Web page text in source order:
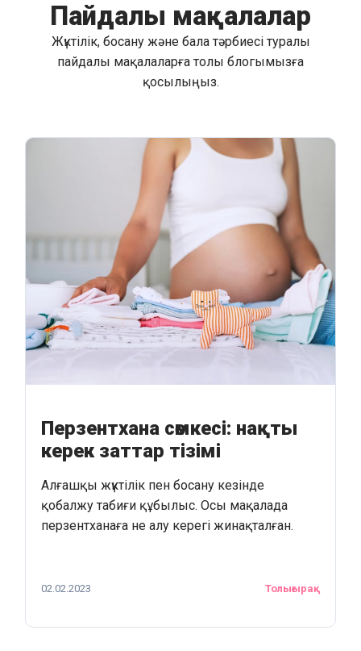
Пайдалы мақалалар
Жүктілік, босану және бала тәрбиесі туралы
пайдалы мақалаларға толы блогымызға
қосылыңыз.
Перзентхана сөмкесі: нақты
керек заттар тізімі
Алғашқы жүктілік пен босану кезінде
қобалжу табиғи құбылыс. Осы мақалада
перзентханаға не алу керегі жинақталған.
02.02.2023 Толығырақ